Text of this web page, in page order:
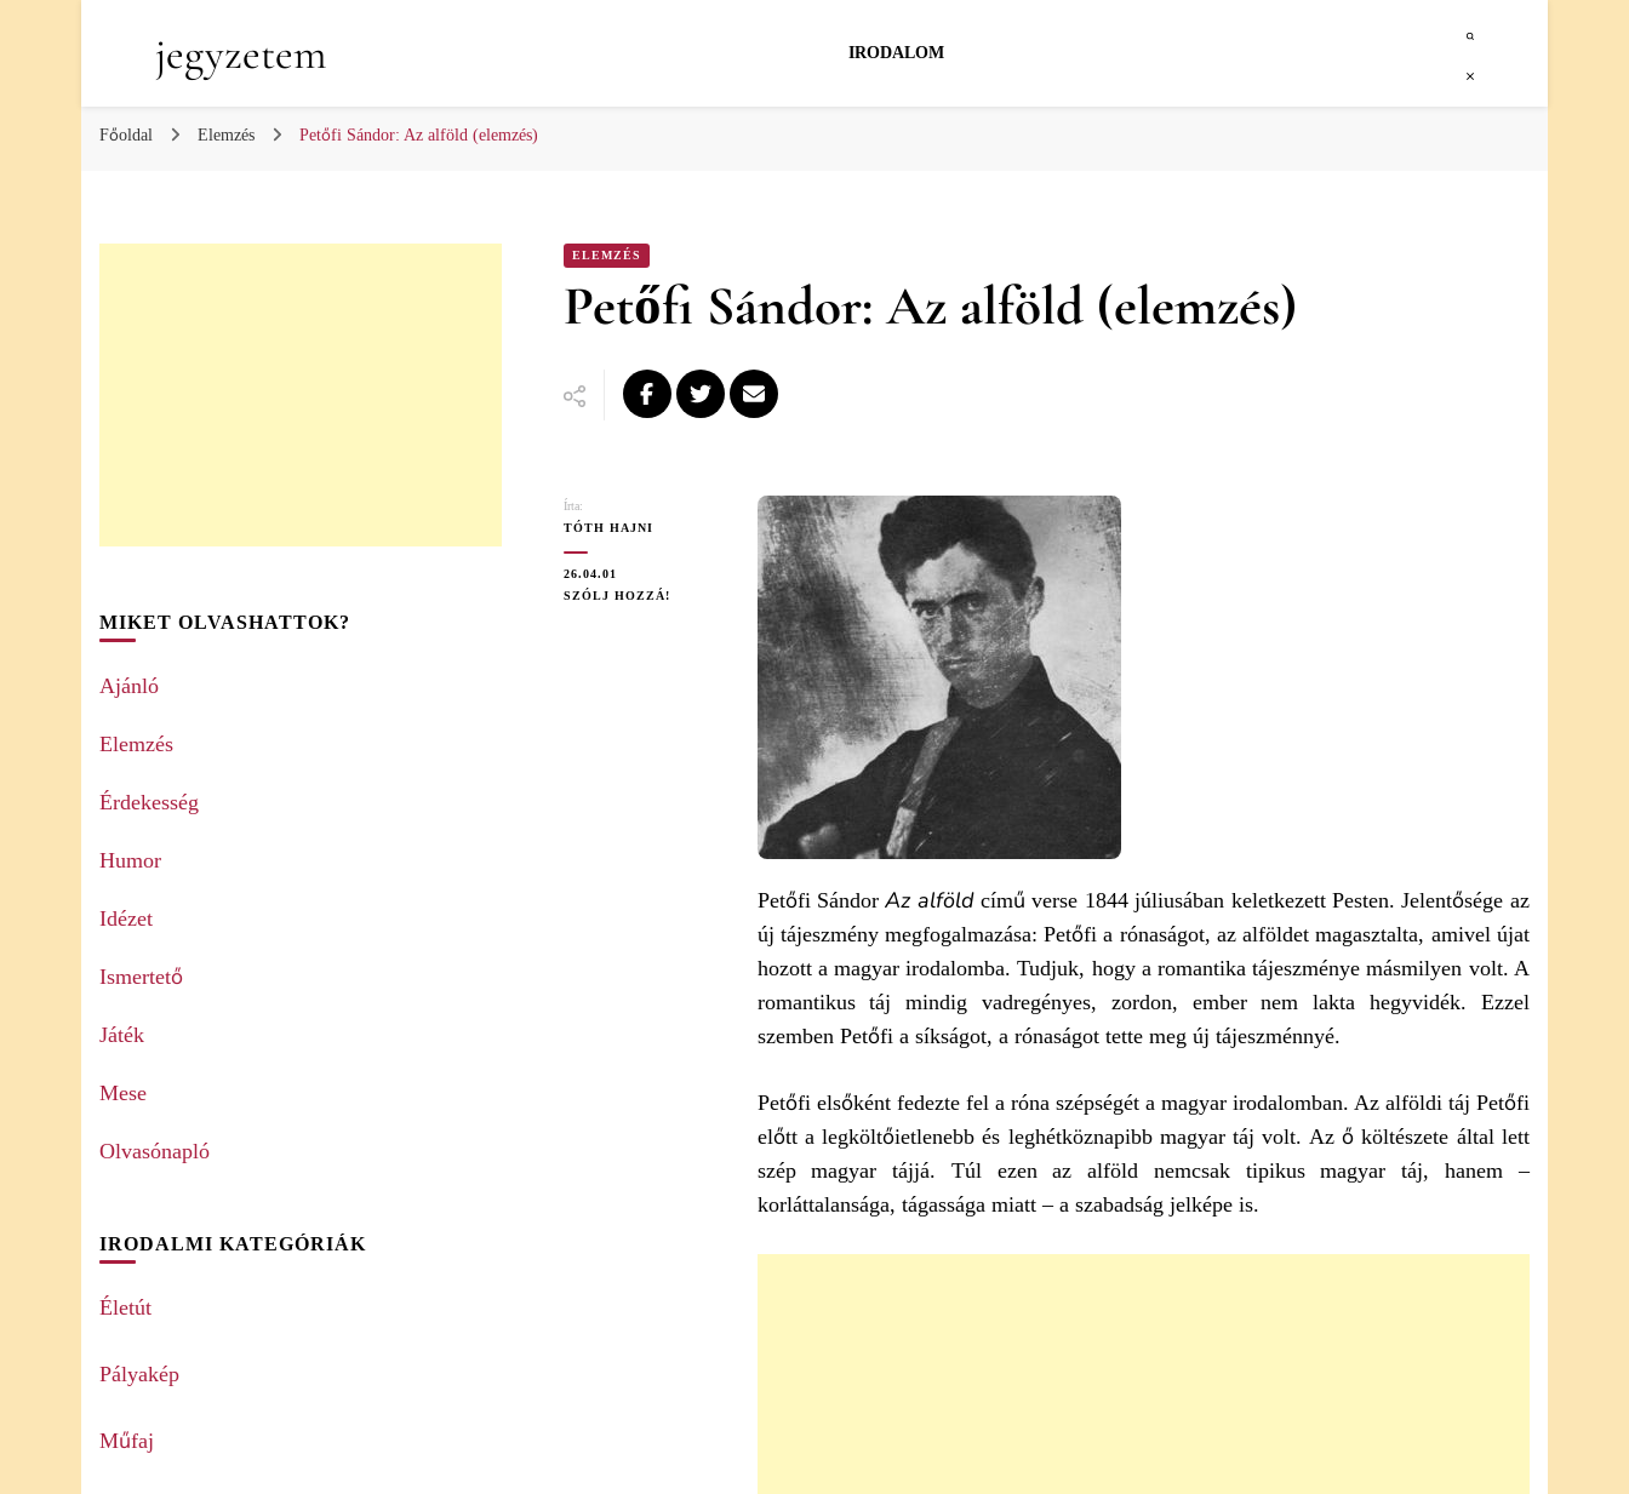
jegyzetem IRODALOM
Főoldal Elemzés Petőfi Sándor: Az alföld (elemzés)
ELEMZÉS
Petőfi Sándor: Az alföld (elemzés)
Írta:
TÓTH HAJNI
26.04.01
SZÓLJ HOZZÁ!ON
Petőfi SándorAz alföldcímű verse 1844 júliusában keletkezett Pesten. Jelentősége az
új tájeszmény megfogalmazása: Petőfi a rónaságot, az alföldet magasztalta, amivel újat
hozott a magyar irodalomba. Tudjuk, hogy a romantika tájeszménye másmilyen volt. A
romantikus táj mindig vadregényes, zordon, ember nem lakta hegyvidék. Ezzel
szemben Petőfi a síkságot, a rónaságot tette meg új tájeszménnyé.
Petőfi elsőként fedezte fel a róna szépségét a magyar irodalomban. Az alföldi táj Petőfi
előtt a legköltőietlenebb és leghétköznapibb magyar táj volt. Az ő költészete által lett
szép magyar tájjá. Túl ezen az alföld nemcsak tipikus magyar táj, hanem –
korláttalansága, tágassága miatt – a szabadság jelképe is.
MIKET OLVASHATTOK?
Ajánló
Elemzés
Érdekesség
Humor
Idézet
Ismertető
Játék
Mese
Olvasónapló
IRODALMI KATEGÓRIÁK
Életút
Pályakép
Műfaj